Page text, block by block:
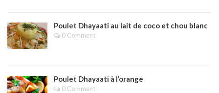
Poulet Dhayaati au lait de coco et chou blanc
0 Comment
Poulet Dhayaati à l’orange
0 Comment